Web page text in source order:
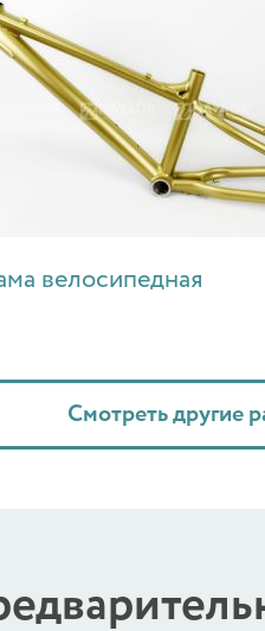
велосипедная
Смотреть другие